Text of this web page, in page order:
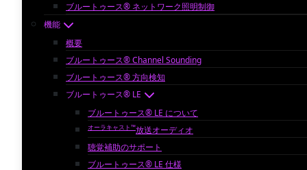
ブルートゥース® ネットワーク照明制御
機能
概要
ブルートゥース® Channel Sounding
ブルートゥース® 方向検知
ブルートゥース® LE
ブルートゥース® LE について
オーラキャスト™放送オーディオ
聴覚補助のサポート
ブルートゥース® LE 仕様